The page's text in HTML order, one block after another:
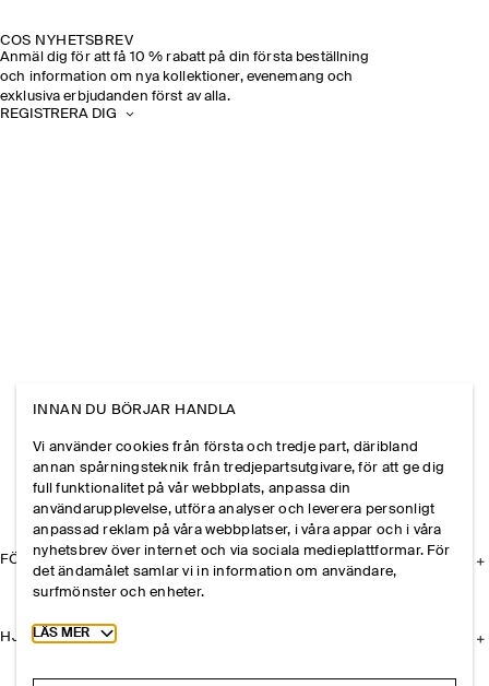
COS NYHETSBREV
Anmäl dig för att få 10 % rabatt på din första beställning
och information om nya kollektioner, evenemang och
exklusiva erbjudanden först av alla.
REGISTRERA DIG
FÖRETAGET
HJÄLP
INNAN DU BÖRJAR HANDLA
Vi använder cookies från första och tredje part, däribland
annan spårningsteknik från tredjepartsutgivare, för att ge dig
full funktionalitet på vår webbplats, anpassa din
användarupplevelse, utföra analyser och leverera personligt
anpassad reklam på våra webbplatser, i våra appar och i våra
nyhetsbrev över internet och via sociala medieplattformar. För
det ändamålet samlar vi in information om användare,
surfmönster och enheter.
Toggle more cookie information
LÄS MER